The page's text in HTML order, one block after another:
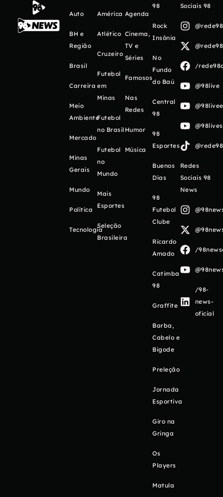
Auto
BH e
Região
Brasil
Carreira
Meio
Ambiente
Mercado
Minas
Gerais
Mundo
Política
Tecnologia
América
Atlético
Cruzeiro
Futebol
em
Minas
Futebol
no Brasil
Futebol
no
Mundo
Mais
Esportes
Seleção
Brasileira
Agenda
Cinema,
TV e
Séries
Famosos
Nas
Redes
Humor
Música
98
Rock
Insônia
No
Fundo
do Baú
Central
98
98
Esportes
Buenos
Días
98
Futebol
Clube
Ricardo
Amado
Catimba
98
Graffite
Barba,
Cabelo e
Bigode
Preleção
Jornada
Esportiva
Giro na
Gringa
Os
Players
Matula
Sociais 98
/
@98live
Redes
Sociais 98
News
/
/98-
news-
oficial